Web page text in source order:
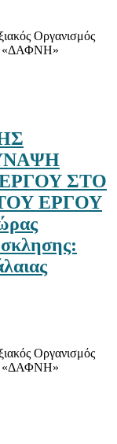
Οργανισμός
«ΔΑΦΝΗ»
ΣΤΟ
ΕΡΓΟΥ
Οργανισμός
«ΔΑΦΝΗ»